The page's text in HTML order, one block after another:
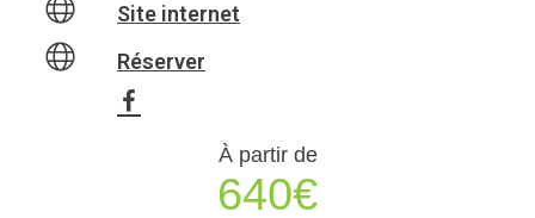
Site internet
Réserver
À partir de
640€